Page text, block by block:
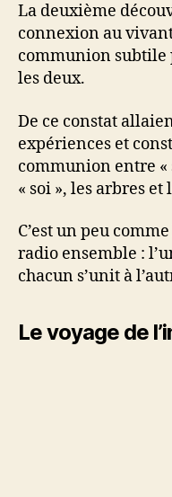
La deuxième
connexion au
communion subtile
les deux.
De ce constat
expériences et
communion entre «
« soi », les arbres et
C’est un peu
radio ensemble :
chacun s’unit à
Le voyage de